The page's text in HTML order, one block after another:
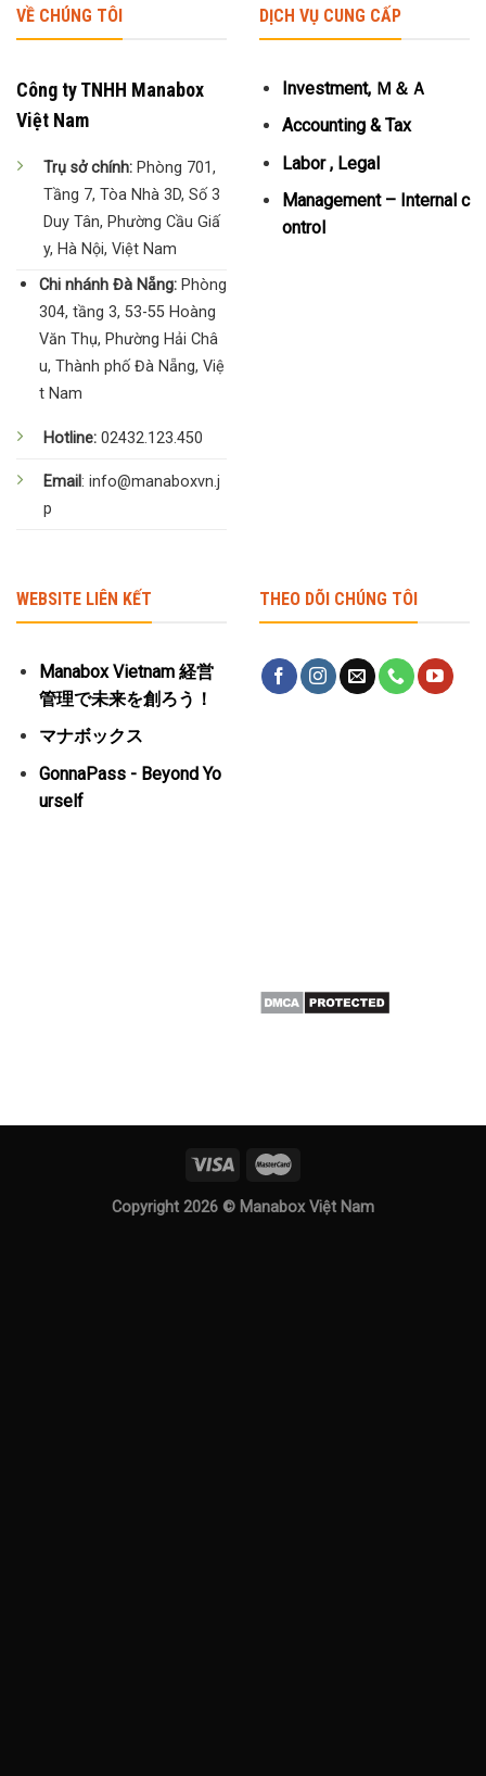
VỀ CHÚNG TÔI
Công ty TNHH Manabox
Việt Nam
Trụ sở chính: Phòng 701,
Tầng 7, Tòa Nhà 3D, Số 3
Duy Tân, Phường Cầu Giấ
y, Hà Nội, Việt Nam
Chi nhánh Đà Nẵng:Phòng
304, tầng 3, 53-55 Hoàng
Văn Thụ, Phường Hải Châ
u, Thành phố Đà Nẵng, Việ
t Nam
Hotline: 02432.123.450
Email: info@manaboxvn.j
p
DỊCH VỤ CUNG CẤP
Investment, Ｍ＆Ａ
Accounting & Tax
Labor , Legal
Management – Internal c
ontrol
WEBSITE LIÊN KẾT
Manabox Vietnam 経営
管理で未来を創ろう！
マナボックス
GonnaPass - Beyond Yo
urself
THEO DÕI CHÚNG TÔI
Copyright 2026 © Manabox Việt Nam